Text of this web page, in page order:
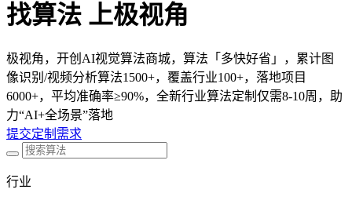
找算法 上极视角
极视角，开创AI视觉算法商城，算法「多快好省」，累计图
像识别/视频分析算法1500+，覆盖行业100+，落地项目
6000+，平均准确率≥90%，全新行业算法定制仅需8-10周，助
力“AI+全场景”落地
提交定制需求
行业